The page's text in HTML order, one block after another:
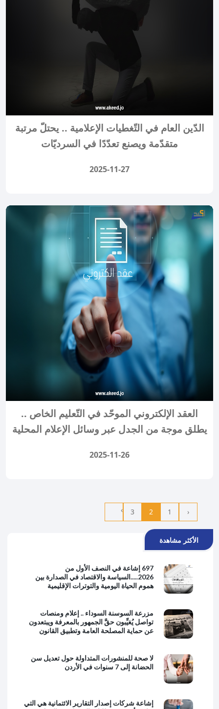
الدّين العام في التّغطيات الإعلامية .. يحتلّ مرتبة
متقدّمة ويصنع تعدّدًا في السرديّات
2025-11-27
العقد الإلكتروني الموحّد في التّعليم الخاص ..
يطلق موجة من الجدل عبر وسائل الإعلام المحلية
2025-11-26
‹
1
2
3
›
الأكثر مشاهدة
697 إشاعة في النصف الأول من
2026.....السياسة والاقتصاد في الصدارة بين
هموم الحياة اليومية والتوترات الإقليمية
مزرعة السوسنة السوداء .. إعلام ومنصات
تواصل يُغيِّبون حقَّ الجمهور بالمعرفة ويبتعدون
عن حماية المصلحة العامة وتطبيق القانون
لا صحة للمنشورات المتداولة حول تعديل سن
الحضانة إلى 7 سنوات في الأردن
إشاعة شركات إصدار التقارير الائتمانية هي التي